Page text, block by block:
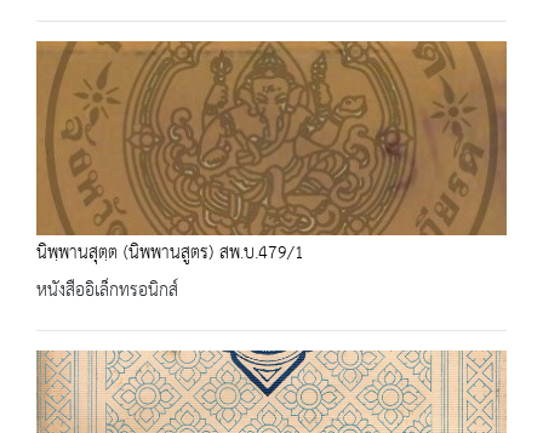
นิพฺพานสุตฺต (นิพพานสูตร) สพ.บ.479/1
หนังสืออิเล็กทรอนิกส์